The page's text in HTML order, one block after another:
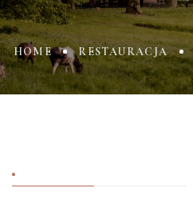
HOME RESTAURACJA